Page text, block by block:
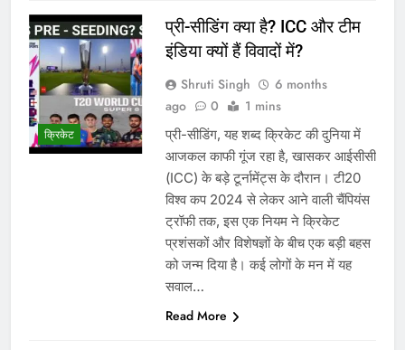
क्रिकेट
प्री-सीडिंग क्या है? ICC और टीम
इंडिया क्यों हैं विवादों में?
Shruti Singh
6 months
ago
0 1 mins
प्री-सीडिंग, यह शब्द क्रिकेट की दुनिया में
आजकल काफी गूंज रहा है, खासकर आईसीसी
(ICC) के बड़े टूर्नामेंट्स के दौरान। टी20
विश्व कप 2024 से लेकर आने वाली चैंपियंस
ट्रॉफी तक, इस एक नियम ने क्रिकेट
प्रशंसकों और विशेषज्ञों के बीच एक बड़ी बहस
को जन्म दिया है। कई लोगों के मन में यह
सवाल…
Read More